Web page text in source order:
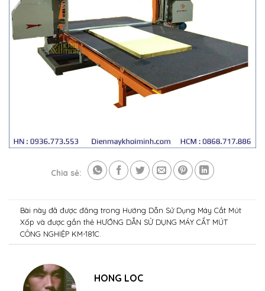
Chia sẻ:
Bài này đã được đăng trong Hướng Dẫn Sử Dụng Máy Cắt Mút
Xốp và được gắn thẻ HƯỚNG DẪN SỬ DỤNG MÁY CẮT MÚT
CÔNG NGHIỆP KM-181C
HONG LOC